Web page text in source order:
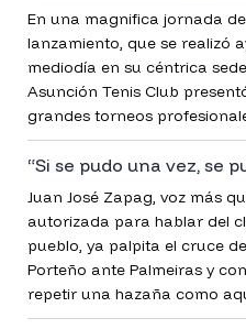
En una magnifica jornada de
lanzamiento, que se realizó
mediodía en su céntrica
Asunción Tenis Club
grandes torneos
circuito World Tenis M15.
“Si se pudo una vez, se
Juan José Zapag, voz más
autorizada para hablar del
pueblo, ya palpita el cruce
Porteño ante Palmeiras y
repetir una hazaña como
alborotó a todo el fútbol